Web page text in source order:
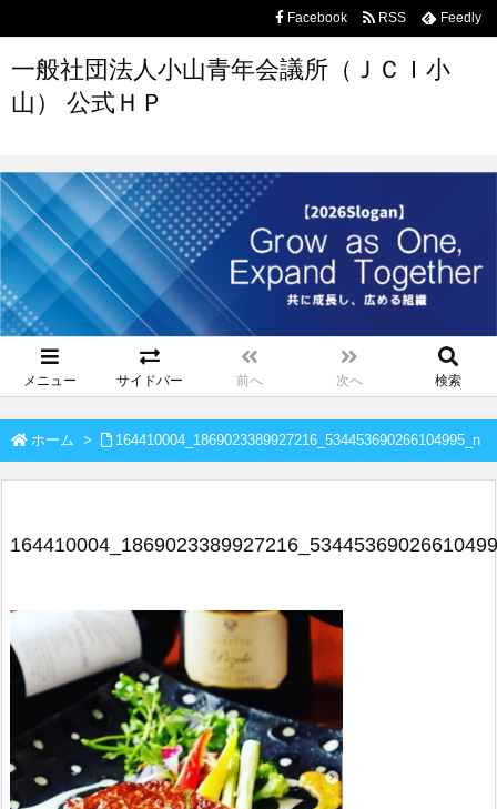
一般社団法人小山青年会議所（ＪＣＩ小
山） 公式ＨＰ
メニュー サイドバー 前へ 次へ 検索
Facebook RSS Feedly
ホーム > 164410004_1869023389927216_534453690266104995_n